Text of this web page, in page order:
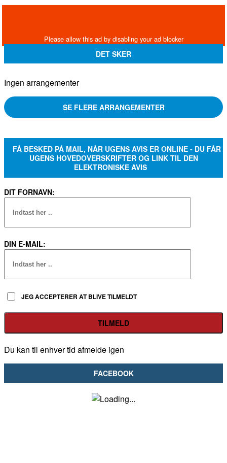
DET SKER
Ingen arrangementer
SE FLERE ARRANGEMENTER
FÅ BESKED PÅ MAIL, NÅR UGENS AVIS ER ONLINE - DU FÅR
UGENS HOVEDOVERSKRIFTER OG LINK TIL DEN
ELEKTRONISKE AVIS
DIT FORNAVN:
DIN E-MAIL:
JEG ACCEPTERER AT BLIVE TILMELDT
Du kan til enhver tid afmelde igen
FACEBOOK